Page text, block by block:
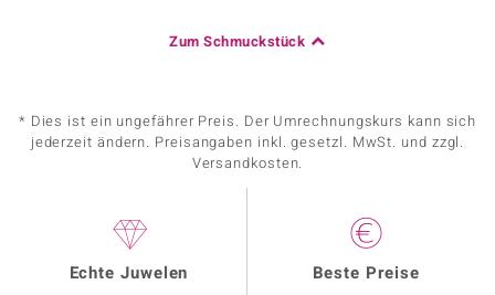
Zum Schmuckstück
* Dies ist ein ungefährer Preis. Der Umrechnungskurs kann sich
jederzeit ändern. Preisangaben inkl. gesetzl. MwSt. und zzgl.
Versandkosten.
Echte Juwelen Beste Preise